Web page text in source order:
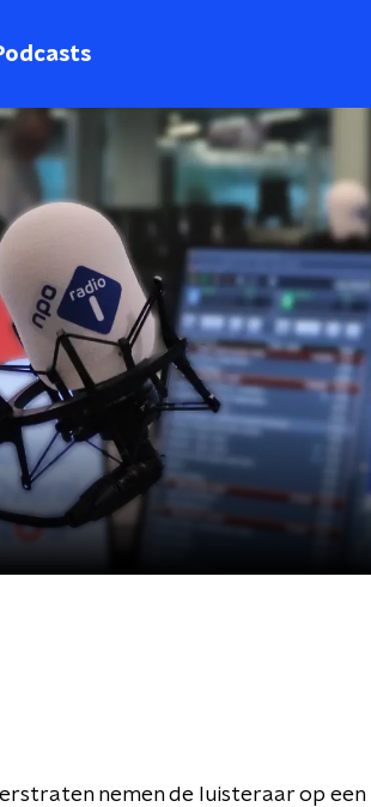
nemen de luisteraar op een